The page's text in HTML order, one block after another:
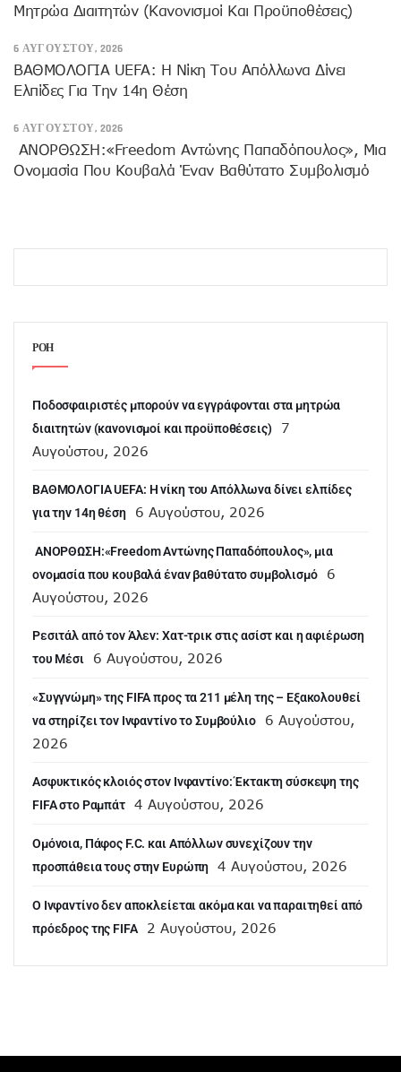
Μητρώα Διαιτητών (κανονισμοί Και Προϋποθέσεις)
6 ΑΥΓΟΎΣΤΟΥ, 2026
ΒΑΘΜΟΛΟΓΙΑ UEFA: Η Νίκη Του Απόλλωνα Δίνει
Ελπίδες Για Την 14η Θέση
6 ΑΥΓΟΎΣΤΟΥ, 2026
ANOΡΘΩΣΗ:«Freedom Αντώνης Παπαδόπουλος», Μια
Ονομασία Που Κουβαλά Έναν Βαθύτατο Συμβολισμό
ΡΟΗ
Ποδοσφαιριστές μπορούν να εγγράφονται στα μητρώα
διαιτητών (κανονισμοί και προϋποθέσεις)
7
Αυγούστου, 2026
ΒΑΘΜΟΛΟΓΙΑ UEFA: Η νίκη του Απόλλωνα δίνει ελπίδες
για την 14η θέση
6 Αυγούστου, 2026
ANOΡΘΩΣΗ:«Freedom Αντώνης Παπαδόπουλος», μια
ονομασία που κουβαλά έναν βαθύτατο συμβολισμό
6
Αυγούστου, 2026
Ρεσιτάλ από τον Άλεν: Χατ-τρικ στις ασίστ και η αφιέρωση
του Μέσι
6 Αυγούστου, 2026
«Συγγνώμη» της FIFA προς τα 211 μέλη της – Εξακολουθεί
να στηρίζει τον Ινφαντίνο το Συμβούλιο
6 Αυγούστου,
2026
Ασφυκτικός κλοιός στον Ινφαντίνο: Έκτακτη σύσκεψη της
FIFA στο Ραμπάτ
4 Αυγούστου, 2026
Ομόνοια, Πάφος F.C. και Απόλλων συνεχίζουν την
προσπάθεια τους στην Ευρώπη
4 Αυγούστου, 2026
Ο Ινφαντίνο δεν αποκλείεται ακόμα και να παραιτηθεί από
πρόεδρος της FIFA
2 Αυγούστου, 2026